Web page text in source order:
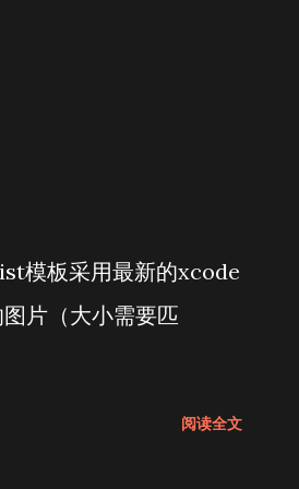
模板采用最新的xcode
片（大小需要匹
阅读全文